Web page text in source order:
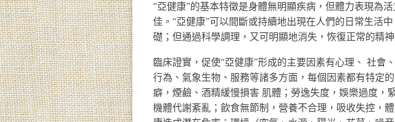
“亞健康”的基本特徵是身體無明顯疾病，但體力表現為
佳。“亞健康”可以間斷或持續地出現在人們的日常生活
礎；但通過科學調理，又可明顯地消失，恢復正常的精神
臨床證實，促使“亞健康”形成的主要因素有心理、 社會
行為、氣象生物、服務等諸多方面，每個因素都有特定
癖，煙鹼、酒精緩慢損害 肌體；勞逸失度，娛樂過度，
機體代謝紊亂；飲食無節制，營養不合理，吸收失控，